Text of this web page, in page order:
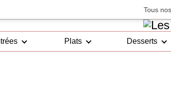
Tous
Plats Desserts